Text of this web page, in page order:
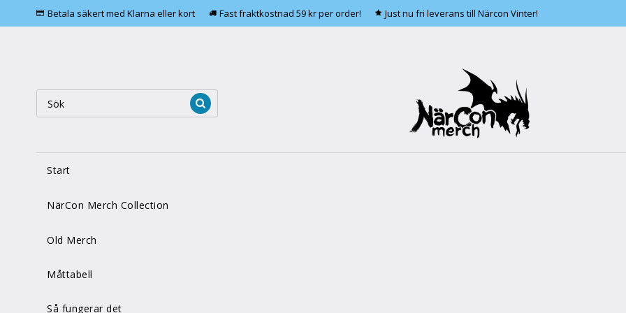
Betala säkert med Klarna eller kort Fast fraktkostnad 59 kr per order! Just nu fri leverans till Närcon Vinter!
Start
NärCon Merch Collection
Old Merch
Måttabell
Så fungerar det